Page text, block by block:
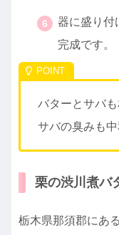
器に盛り付
完成です。
バターとサバも
サバの臭みも中
栗の渋川煮バ
栃木県那須郡にあ